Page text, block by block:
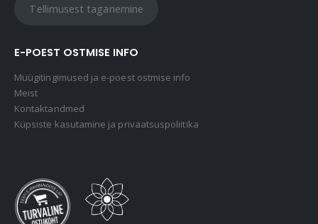
Tellimusest taganemine
E-POEST OSTMISE INFO
Müügitingimused ja e-poest ostmise info
Meist
Kontaktandmed
Küpsiste kasutamine ja privaatsuspoliitika